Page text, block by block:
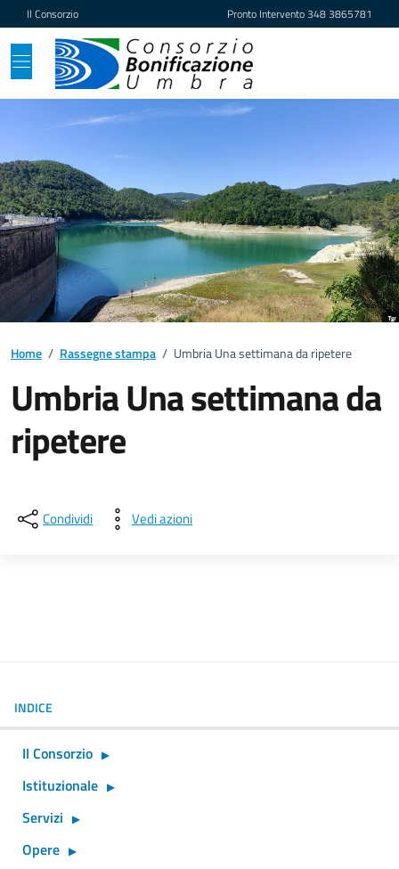
Vai ai contenuti
Vai al footer
Il Consorzio Pronto Intervento348 3865781
Home / Rassegne stampa / Umbria Una settimana da ripetere
Umbria Una settimana da
ripetere
Condividi Vedi azioni
INDICE
Il Consorzio
Istituzionale
Servizi
Opere